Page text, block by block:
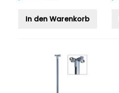
In den Warenkorb